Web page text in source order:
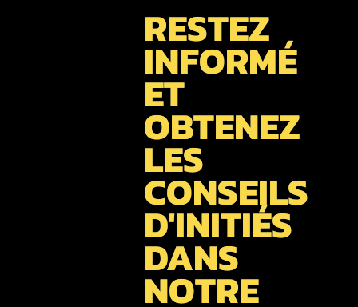
RESTEZ
INFORMÉ
ET
OBTENEZ
LES
CONSEILS
D'INITIÉS
DANS
NOTRE